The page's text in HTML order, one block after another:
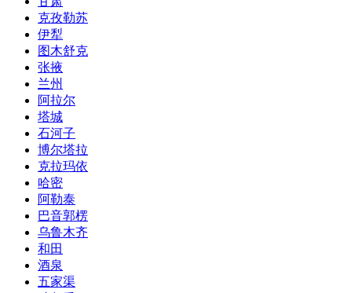
克孜勒苏
伊犁
图木舒克
张掖
兰州
阿拉尔
塔城
石河子
博尔塔拉
克拉玛依
哈密
阿勒泰
巴音郭楞
乌鲁木齐
和田
酒泉
五家渠